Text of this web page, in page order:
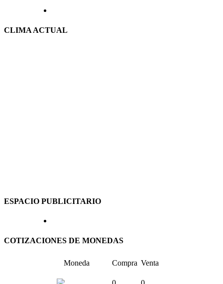
CLIMA ACTUAL
ESPACIO PUBLICITARIO
COTIZACIONES DE MONEDAS
Moneda Compra Venta